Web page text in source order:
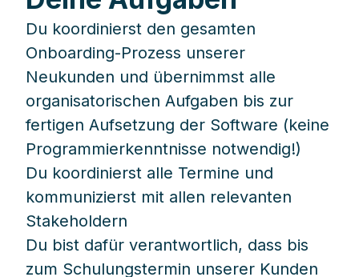
Du koordinierst den gesamten
Onboarding-Prozess unserer
Neukunden und übernimmst alle
organisatorischen Aufgaben bis zur
fertigen Aufsetzung der Software (keine
Programmierkenntnisse notwendig!)
Du koordinierst alle Termine und
kommunizierst mit allen relevanten
Stakeholdern
Du bist dafür verantwortlich, dass bis
zum Schulungstermin unserer Kunden